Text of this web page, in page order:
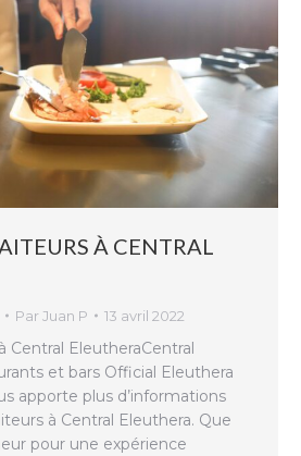
À CENTRAL
ParJuan P 13 avril 2022
Central EleutheraCentral
et bars Official Eleuthera
apporte plus d’informations
à Central Eleuthera. Que
pour une expérience